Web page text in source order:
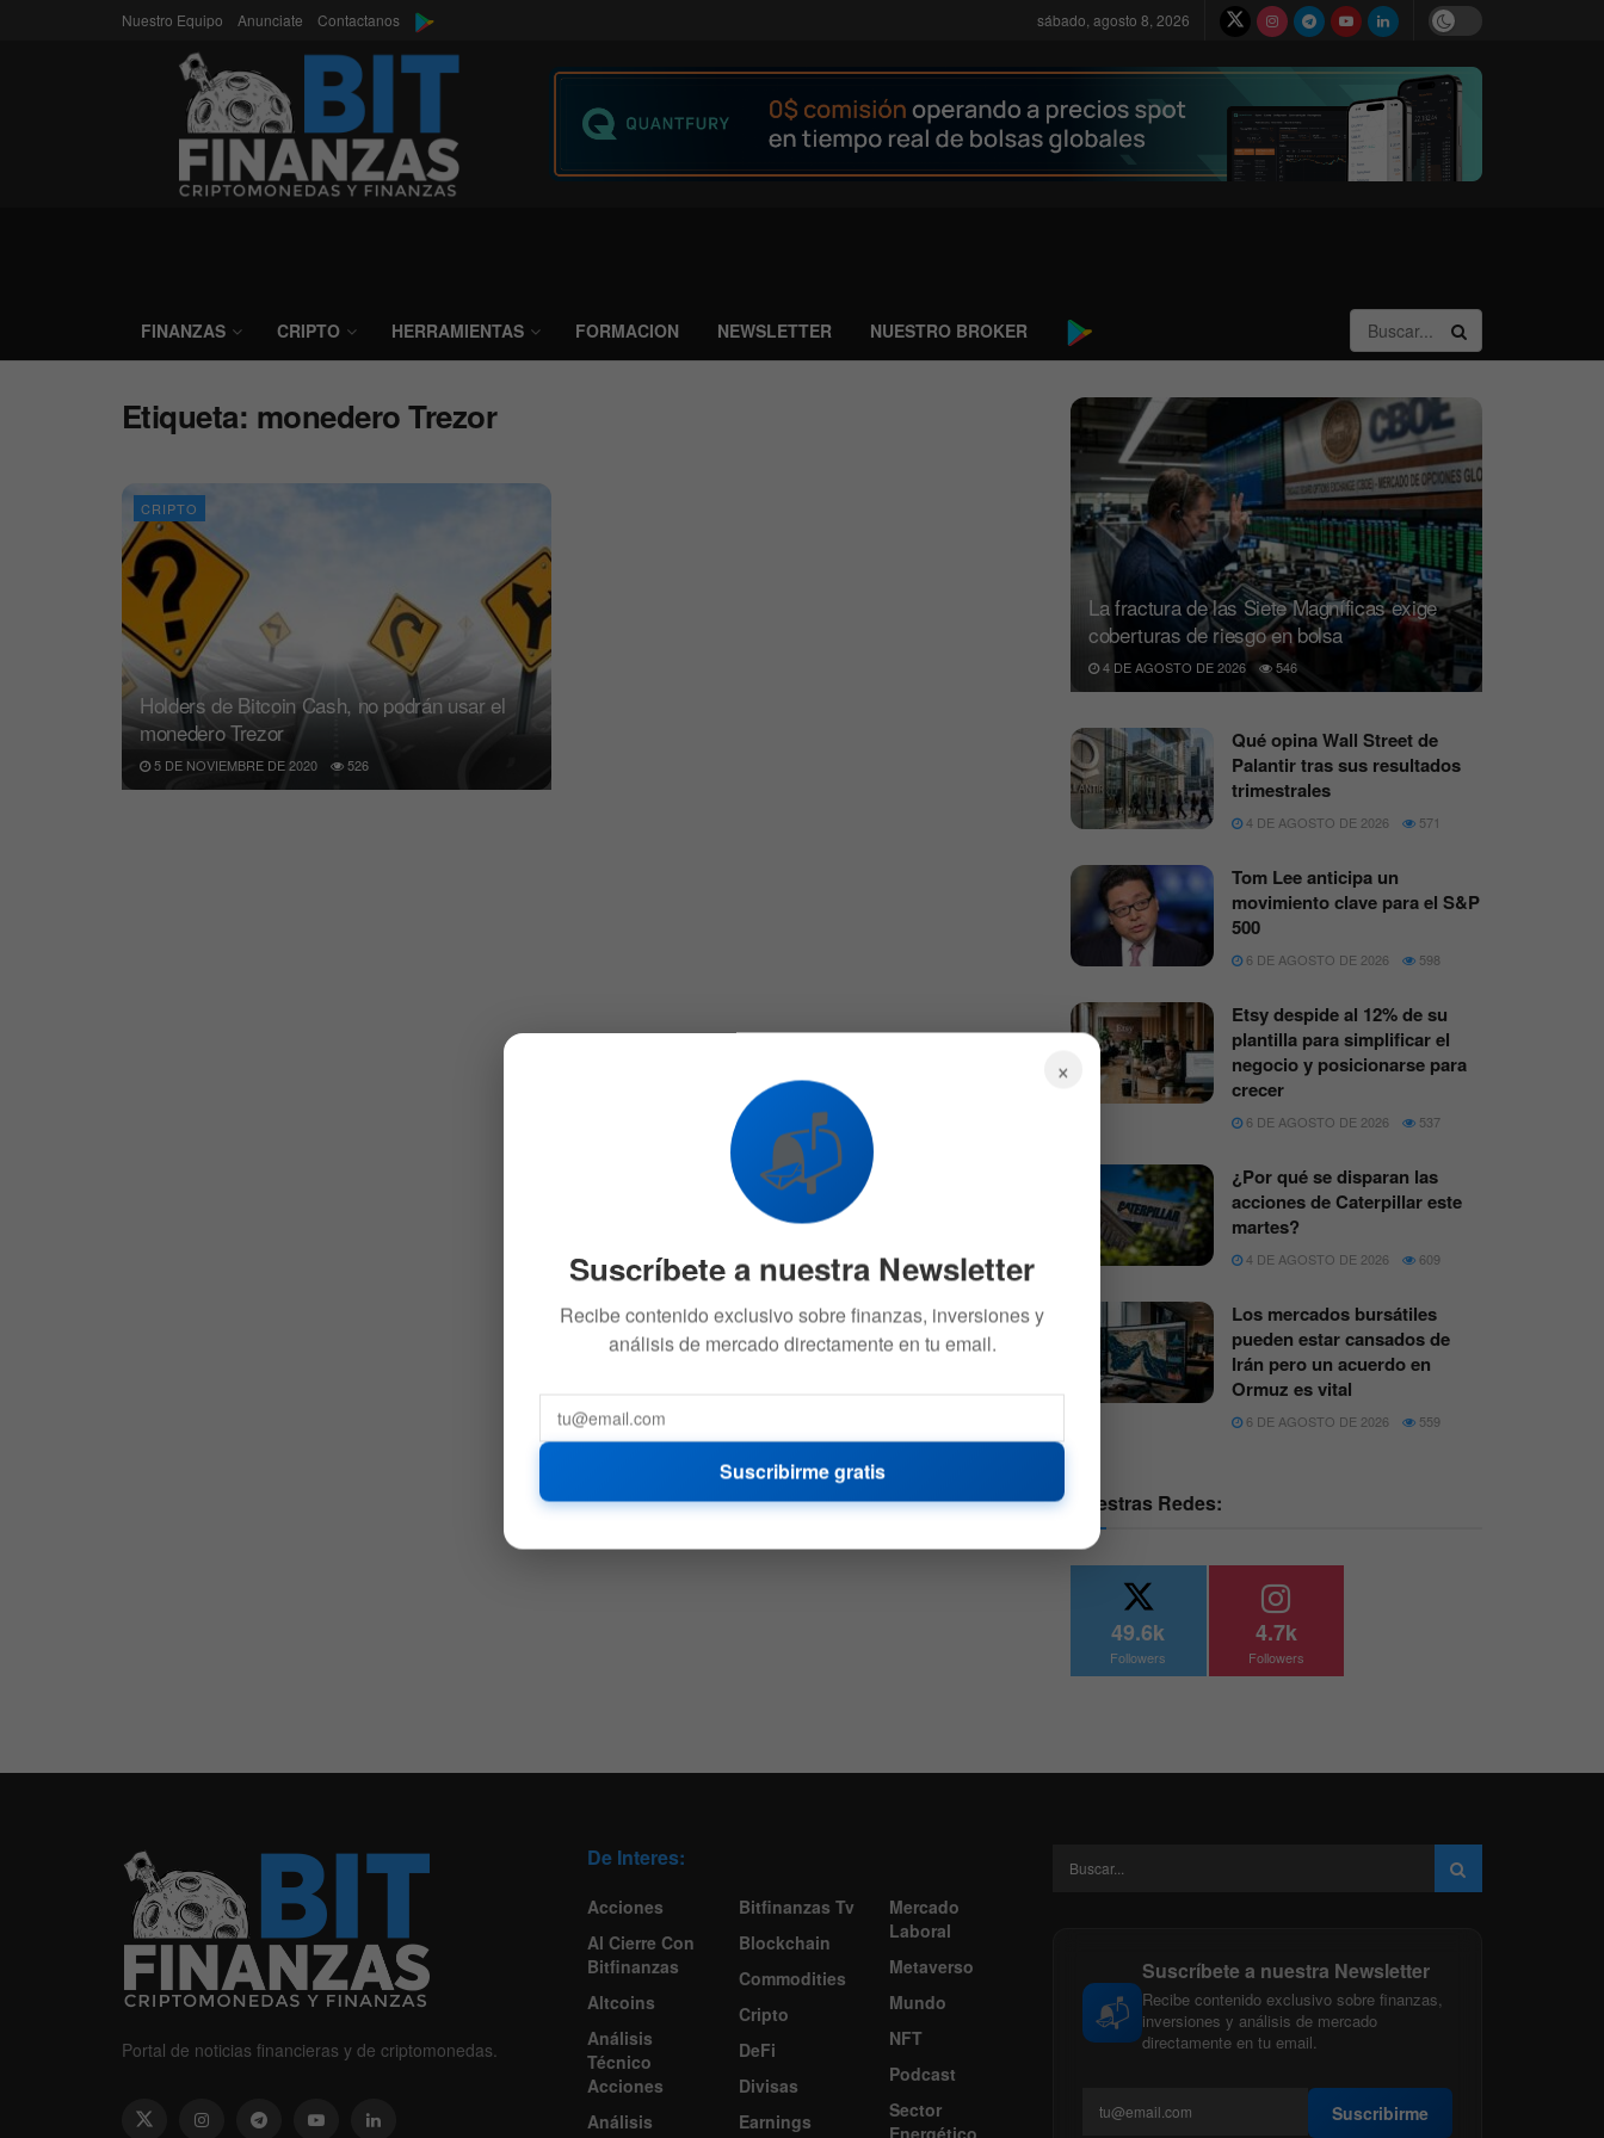
Nuestro Equipo Anunciate Contactanos sábado, agosto 8, 2026
FINANZAS CRIPTO HERRAMIENTAS FORMACION NEWSLETTER NUESTRO BROKER
Etiqueta: monedero Trezor
CRIPTO
Holders de Bitcoin Cash, no podrán usar el
monedero Trezor
5 DE NOVIEMBRE DE 2020 526
La fractura de las Siete Magníficas exige
coberturas de riesgo en bolsa
4 DE AGOSTO DE 2026 546
Qué opina Wall Street de
Palantir tras sus resultados
trimestrales
4 DE AGOSTO DE 2026 571
Tom Lee anticipa un
movimiento clave para el S&P
500
6 DE AGOSTO DE 2026 598
Etsy despide al 12% de su
plantilla para simplificar el
negocio y posicionarse para
crecer
6 DE AGOSTO DE 2026 537
¿Por qué se disparan las
acciones de Caterpillar este
martes?
4 DE AGOSTO DE 2026 609
Los mercados bursátiles
pueden estar cansados de
Irán pero un acuerdo en
Ormuz es vital
6 DE AGOSTO DE 2026 559
Nuestras Redes:
49.6k
Followers
4.7k
Followers
Portal de noticias financieras y de criptomonedas.
De Interes:
Acciones
Al Cierre Con
Bitfinanzas
Altcoins
Análisis
Técnico
Acciones
Análisis
Bitfinanzas Tv
Blockchain
Commodities
Cripto
DeFi
Divisas
Earnings
Mercado
Laboral
Metaverso
Mundo
NFT
Podcast
Sector
Energético
📬
Suscríbete a nuestra Newsletter
Recibe contenido exclusivo sobre finanzas,
inversiones y análisis de mercado
directamente en tu email.
Suscribirme
×
📬
Suscríbete a nuestra Newsletter
Recibe contenido exclusivo sobre finanzas, inversiones y
análisis de mercado directamente en tu email.
Suscribirme gratis